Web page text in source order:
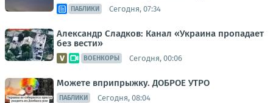
ПАБЛИКИ Сегодня, 07:34
Александр Сладков: Канал «Украина пропадает
без вести»
ВОЕНКОРЫ Сегодня, 00:06
Можете вприпрыжку. ДОБРОЕ УТРО
ПАБЛИКИ Сегодня, 08:04